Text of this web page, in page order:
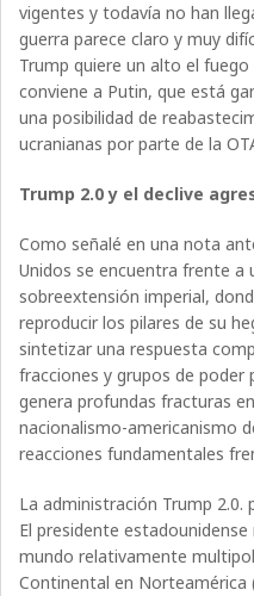
vigentes y todavía no han
guerra parece claro y muy
Trump quiere un alto el
conviene a Putin, que está
una posibilidad de
ucranianas por parte de la
Trump 2.0 y el declive
Como señalé en una nota
Unidos se encuentra frente a
sobreextensión imperial,
reproducir los pilares de su
sintetizar una respuesta
fracciones y grupos de poder
genera profundas fracturas
nacionalismo-americanismo
reacciones fundamentales
La administración Trump
El presidente
mundo relativamente
Continental en Norteamérica